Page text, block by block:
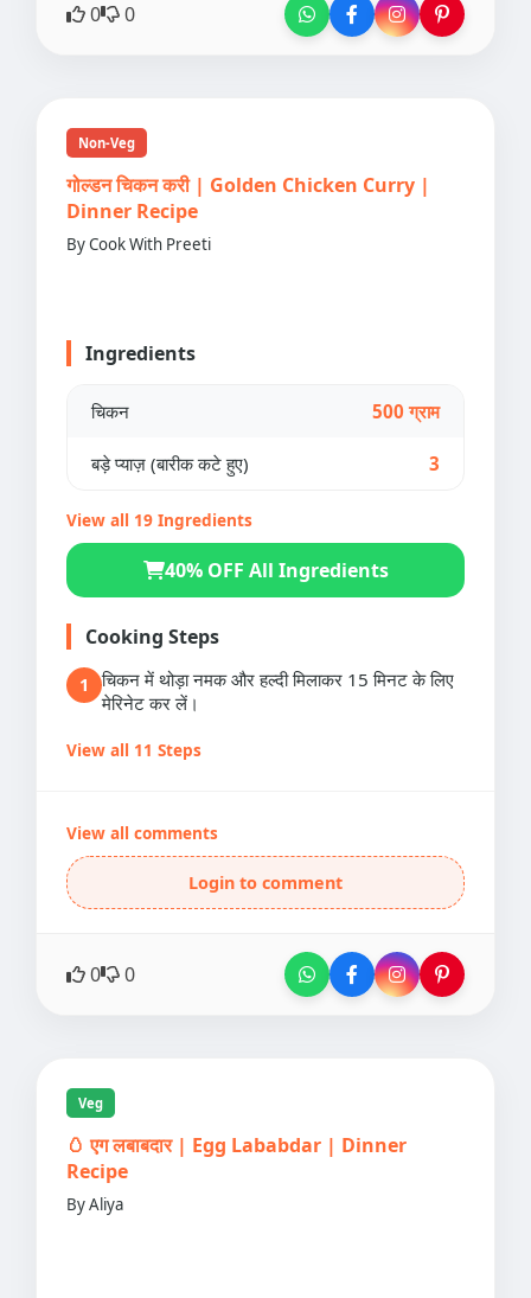
0 0
Non-Veg
गोल्डन चिकन करी | Golden Chicken Curry |
Dinner Recipe
By Cook With Preeti
Ingredients
चिकन 500 ग्राम
बड़े प्याज़ (बारीक कटे हुए) 3
View all 19 Ingredients
40% OFF All Ingredients
Cooking Steps
1
चिकन में थोड़ा नमक और हल्दी मिलाकर 15 मिनट के लिए
मेरिनेट कर लें।
View all 11 Steps
View all comments
Login to comment
0 0
Veg
🥚 एग लबाबदार | Egg Lababdar | Dinner
Recipe
By Aliya